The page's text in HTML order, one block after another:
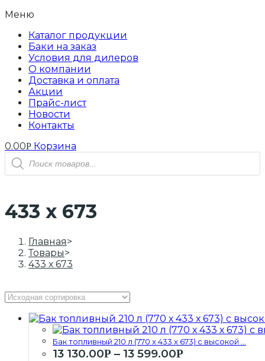
Меню
Каталог продукции
Баки на заказ
Условия для дилеров
О компании
Доставка и оплата
Акции
Прайс-лист
Новости
Контакты
0.00Р Корзина
Поиск
товаров
433 х 673
Главная>
Товары>
433 х 673
Бак топливный 210 л (770 х 433 х 673) с высокой ...
13 130.00Р – 13 599.00Р